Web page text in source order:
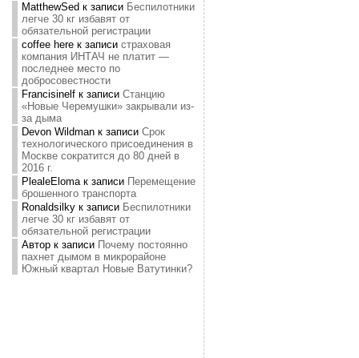
MatthewSed к записи Беспилотники
легче 30 кг избавят от
обязательной регистрации
coffee hereк записи страховая
компания ИНТАЧ не платит —
последнее место по
добросовестности
Francisinelfк записи Станцию
«Новые Черемушки» закрывали из-
за дыма
Devon Wildmanк записи Срок
технологического присоединения в
Москве сократится до 80 дней в
2016 г.
PlealeElomaк записи Перемещение
брошенного транспорта
Ronaldsilkyк записи Беспилотники
легче 30 кг избавят от
обязательной регистрации
Авторк записи Почему постоянно
пахнет дымом в микрорайоне
Южный квартал Новые Ватутинки?